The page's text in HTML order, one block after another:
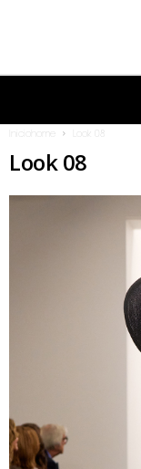
home Look 08
Look 08